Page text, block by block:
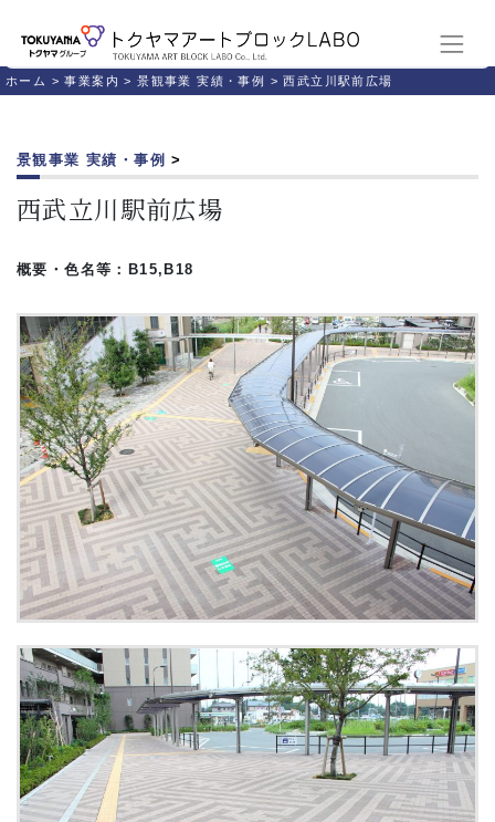
ホーム >事業案内 >景観事業 実績・事例 >西武立川駅前広場
景観事業 実績・事例 >
西武立川駅前広場
概要・色名等：B15,B18